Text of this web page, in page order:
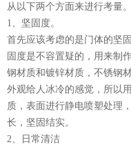
从以下两个方面来进行考量。
1、坚固度。
首先应该考虑的是门体的坚
固度是不容置疑的，用来制
钢材质和镀锌材质，不锈钢
外观给人冰冷的感觉，所以
质，表面进行静电喷塑处理
长，坚固结实。
2、日常清洁